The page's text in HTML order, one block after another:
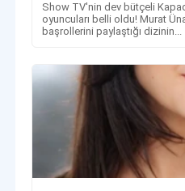
Show TV'nin dev bütçeli
oyuncuları belli oldu! Murat
başrollerini paylaştığı dizinin...